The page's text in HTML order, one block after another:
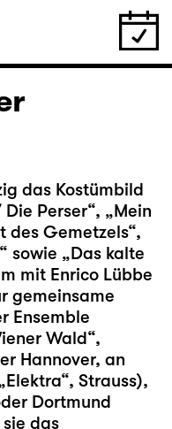
das Kostümbild
Perser“, „Mein
des Gemetzels“,
“ sowie „Das kalte
mit Enrico Lübbe
gemeinsame
Ensemble
Wald“,
Hannover, an
Strauss),
Dortmund
das